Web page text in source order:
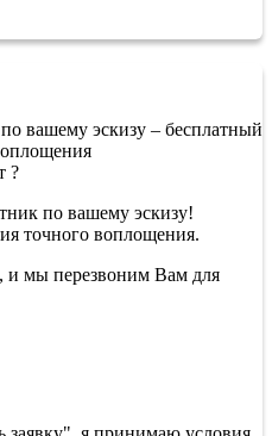
?
по вашему эскизу!
точного воплощения.
и мы перезвоним Вам для